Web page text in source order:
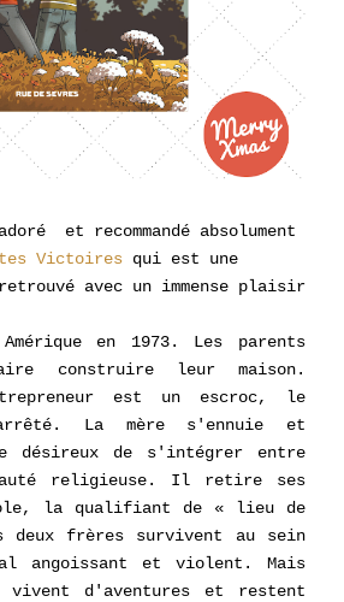
et recommandé absolument
Victoires qui est une
avec un immense plaisir
Amérique en 1973. Les parents
construire leur maison.
est un escroc, le
La mère s'ennuie et
désireux de s'intégrer entre
religieuse. Il retire ses
la qualifiant de « lieu de
deux frères survivent au sein
angoissant et violent. Mais
vivent d'aventures et restent